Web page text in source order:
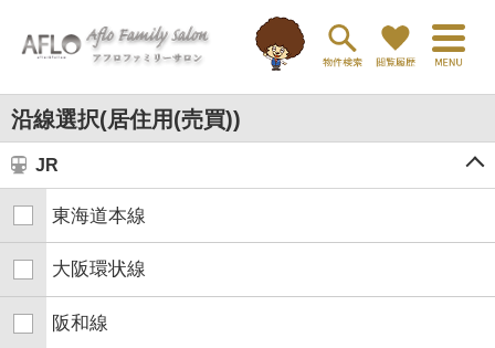
沿線選択(居住用(売買))
JR
東海道本線
大阪環状線
阪和線